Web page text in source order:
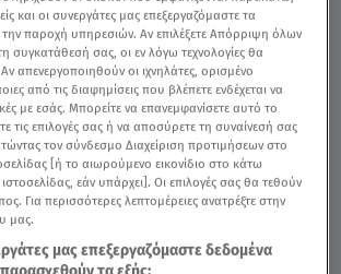
2026
ΡΕΒΕΓΙΟΝ
ΔΕΛΤΙΟ ΕΙΔΗΣΕΩΝ STAR
και οι συνεργάτες μας επεξεργαζόμαστε τα
παροχή υπηρεσιών. Αν επιλέξετε Απόρριψη όλων
συγκατάθεσή σας, οι εν λόγω τεχνολογίες θα
απενεργοποιηθούν οι ιχνηλάτες, ορισμένο
από τις διαφημίσεις που βλέπετε ενδέχεται να
με εσάς. Μπορείτε να επανεμφανίσετε αυτό το
τις επιλογές σας ή να αποσύρετε τη συναίνεσή σας
τον σύνδεσμο Διαχείριση προτιμήσεων στο
[ή το αιωρούμενο εικονίδιο στο κάτω
εάν υπάρχει]. Οι επιλογές σας θα τεθούν
Για περισσότερες λεπτομέρειες ανατρέξτε στην
μας.
μας επεξεργαζόμαστε δεδομένα